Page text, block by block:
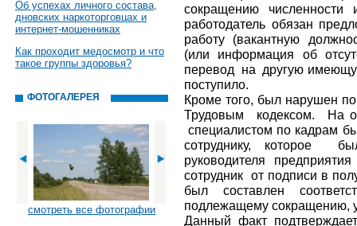
Об успехах личного состава,
дновских наркоторговцах и
интернет-мошенниках
Как проходит медосмотр и что
такое группы здоровья?
ФОТОГАЛЕРЕЯ
смотреть все фотографии
сокращению численности
работодатель обязан
работу (вакантную
(или информация об
перевод на другую
поступило.
Кроме того, был нарушен
Трудовым кодексом. На
специалистом по кадрам
сотруднику, которое
руководителя
сотрудник от подписи в
был составлен
подлежащему сокращению,
Данный факт